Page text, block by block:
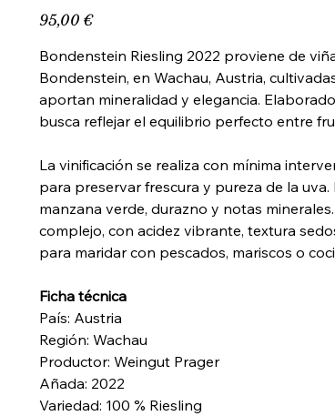
Precio
95,00 €
Bondenstein Riesling 2022 proviene de
Bondenstein, en Wachau, Austria,
aportan mineralidad y elegancia.
busca reflejar el equilibrio perfecto entre
La vinificación se realiza con mínima
para preservar frescura y pureza de la
manzana verde, durazno y notas
complejo, con acidez vibrante, textura
para maridar con pescados, mariscos o
Ficha técnica
País: Austria
Región: Wachau
Productor: Weingut Prager
Añada: 2022
Variedad: 100 % Riesling